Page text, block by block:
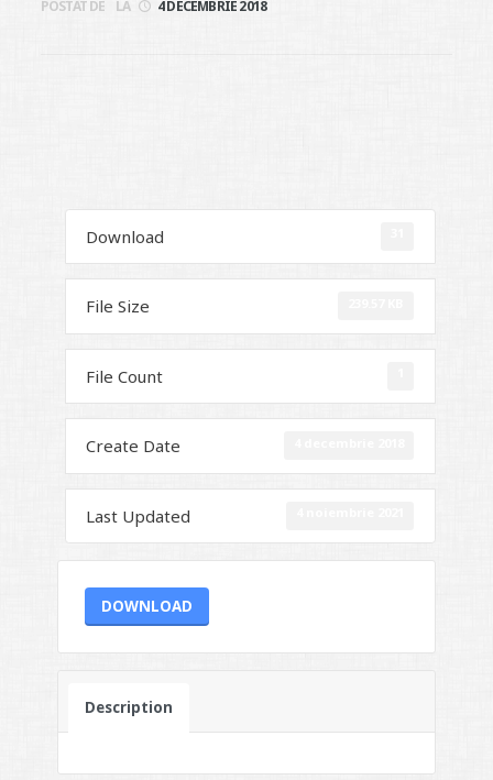
POSTAT DE LA 4 DECEMBRIE 2018
Download
File Size
File Count
Create Date
Last Updated
DOWNLOAD
Description